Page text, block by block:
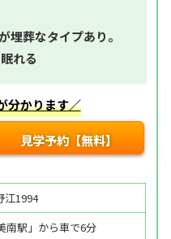
埋葬なタイプあり。
れる
分かります／
見学予約【無料】
江1994
南駅」から車で6分